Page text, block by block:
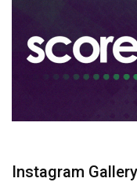
Instagram Gallery